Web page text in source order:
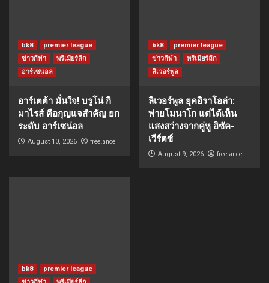
bk8
premier league
ข่าวกีฬา
พรีเมียร์ลีก
อาร์เซนอล
อาร์เตต้า มั่นใจ! บรูโน่ กิ
มาไรส์ คือกุญแจสำคัญ ยก
ระดับ อาร์เซน่อล
August 10, 2026 freelance
bk8
premier league
ข่าวกีฬา
พรีเมียร์ลีก
ลิเวอร์พูล
ลิเวอร์พูล ยุคอิราโอล่า:
พ่ายโมนาโก แต่ได้เห็น
แสงสว่างจากคู่หู อิซัค-
เวีร์ตซ์
August 9, 2026 freelance
bk8
premier league